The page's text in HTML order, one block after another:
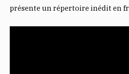
présente un répertoire inédit en